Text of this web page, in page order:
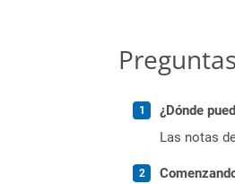
¿Dónde
Las notas